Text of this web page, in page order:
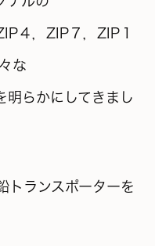
４，ZIP７，ZIP１
な
明らかにしてきまし
トランスポーターを